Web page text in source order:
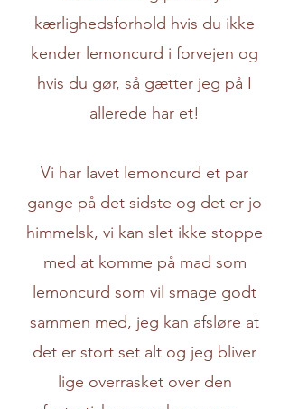
kærlighedsforhold hvis du ikke
kender lemoncurd i forvejen og
hvis du gør, så gætter jeg på I
allerede har et!
Vi har lavet lemoncurd et par
gange på det sidste og det er jo
himmelsk, vi kan slet ikke stoppe
med at komme på mad som
lemoncurd som vil smage godt
sammen med, jeg kan afsløre at
det er stort set alt og jeg bliver
lige overrasket over den